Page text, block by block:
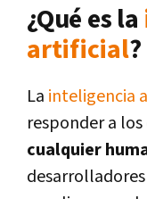
¿Qué es la
artificial?
La inteligencia
responder a
cualquier